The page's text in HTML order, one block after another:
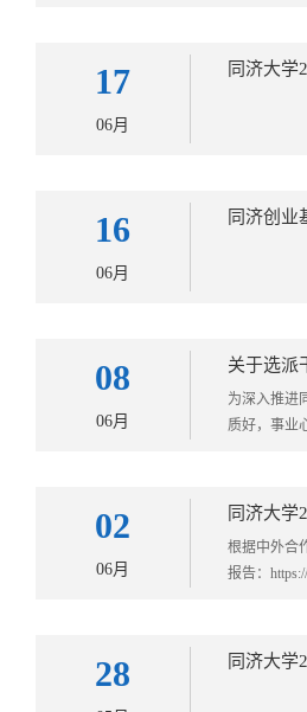
17
06月
同济大学
16
06月
同济创业
08
06月
关于选派
为深入推进
质好，事业
02
06月
同济大学
根据中外合
报告：
28 同济大学